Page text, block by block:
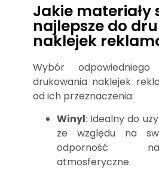
Jakie materiały
najlepsze do
naklejek
Wybór
drukowania naklejek
od ich przeznaczenia:
Winyl: Idealny do
ze względu na
odporność
atmosferyczne.